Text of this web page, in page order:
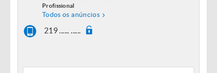
Profissional
Todos os anúncios
219 ...... ......